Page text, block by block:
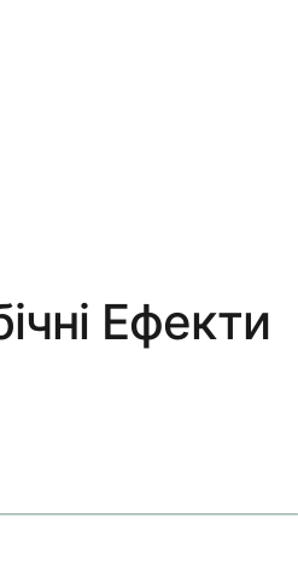
Ефекти